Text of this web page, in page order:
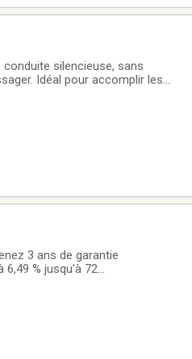
silencieuse, sans
Idéal pour accomplir les
3 ans de garantie
% jusqu'à 72